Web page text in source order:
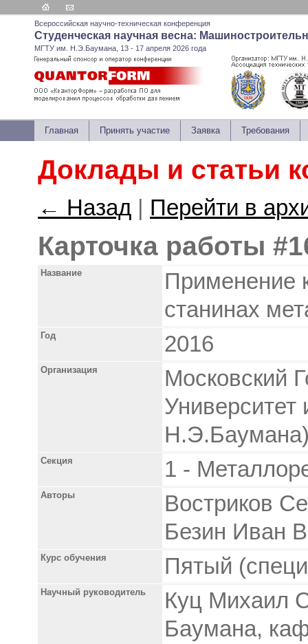
Всероссийская научно-техническая конференция
Студенческая научная весна:
МГТУ им. Н.Э.Баумана, 13 - 17 апреля 2026 года
Главная Принять участие Заявка Требования
Доклады и статьи
← Назад Перейти в
Карточка работы
Название
Применение
станинах
Год 2016
Организация
Московский
Секция 1 -
Авторы
Востриков
Безин Иван
Курс обучения Пятый
Научный руководитель
Куц Михаил
Баумана,